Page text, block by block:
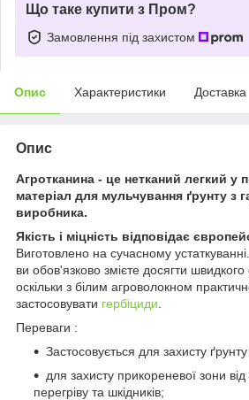
Що таке купити з Пром?
Замовлення під захистом
Опис Характеристики Доставка
Опис
Агротканина - це нетканий легкий у
матеріал для мульчування ґрунту з
виробника.
Якість і міцність відповідає
Виготовлено на сучасному
ви обов'язково змієте досягти швидкого
оскільки з білим агроволокном
застосовувати гербіциди
Переваги :
Застосовується для захисту ґрунту
для захисту прикореневої зони від
перегріву та шкідників;